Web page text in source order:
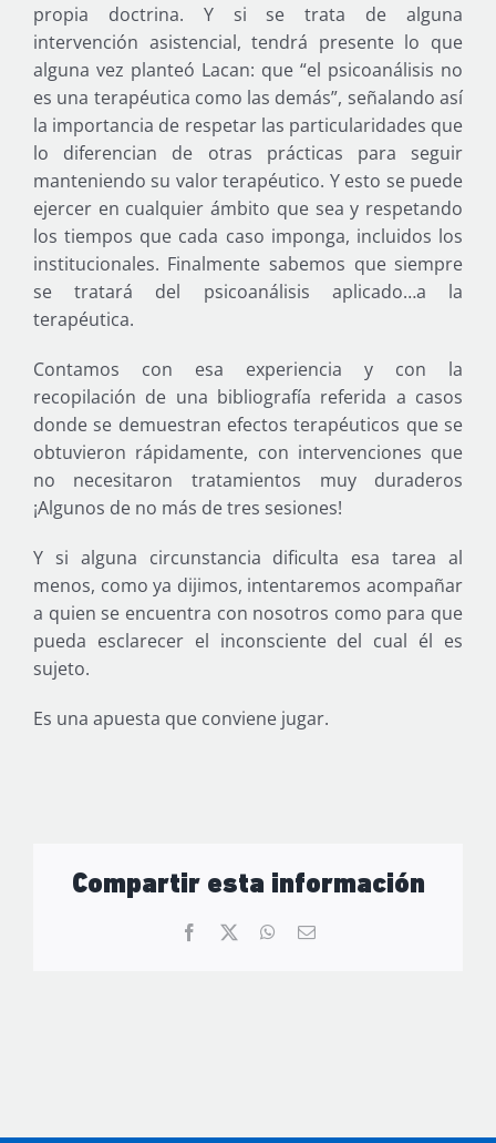
propia doctrina. Y si se trata de alguna
intervención asistencial, tendrá presente lo que
alguna vez planteó Lacan: que “el psicoanálisis no
es una terapéutica como las demás”, señalando así
la importancia de respetar las particularidades que
lo diferencian de otras prácticas para seguir
manteniendo su valor terapéutico. Y esto se puede
ejercer en cualquier ámbito que sea y respetando
los tiempos que cada caso imponga, incluidos los
institucionales. Finalmente sabemos que siempre
se tratará del psicoanálisis aplicado…a la
terapéutica.
Contamos con esa experiencia y con la
recopilación de una bibliografía referida a casos
donde se demuestran efectos terapéuticos que se
obtuvieron rápidamente, con intervenciones que
no necesitaron tratamientos muy duraderos
¡Algunos de no más de tres sesiones!
Y si alguna circunstancia dificulta esa tarea al
menos, como ya dijimos, intentaremos acompañar
a quien se encuentra con nosotros como para que
pueda esclarecer el inconsciente del cual él es
sujeto.
Es una apuesta que conviene jugar.
Compartir esta información
Facebook WhatsApp
Email